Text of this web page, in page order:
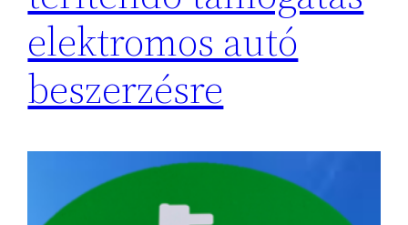
elektromos autó
beszerzésre